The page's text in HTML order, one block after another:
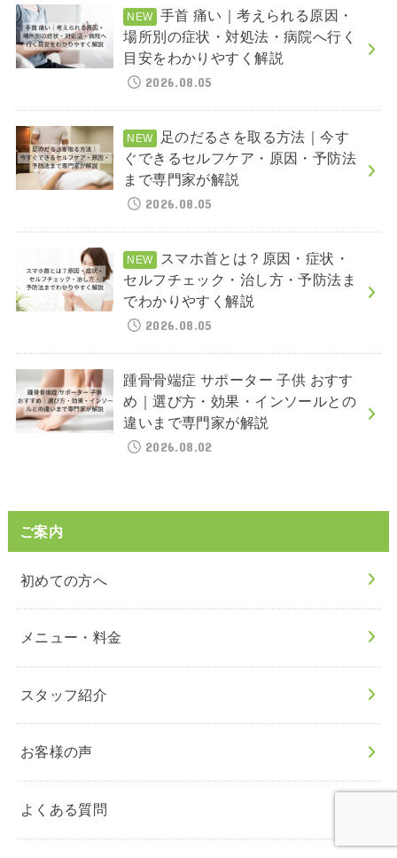
手首 痛い｜考えられる原因・
場所別の症状・対処法・病院へ行く
目安をわかりやすく解説
2026.08.05
足のだるさを取る方法｜今す
ぐできるセルフケア・原因・予防法
まで専門家が解説
2026.08.05
スマホ首とは？原因・症状・
セルフチェック・治し方・予防法ま
でわかりやすく解説
2026.08.05
踵骨骨端症 サポーター 子供 おすす
め｜選び方・効果・インソールとの
違いまで専門家が解説
2026.08.02
ご案内
初めての方へ
メニュー・料金
スタッフ紹介
お客様の声
よくある質問